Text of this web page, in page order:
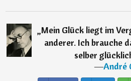
„Mein Glück liegt im
anderer. Ich brauche
selber
―André